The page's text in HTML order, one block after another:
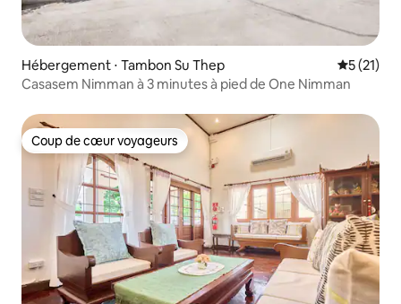
Hébergement ⋅ Tambon Su Thep
5 (21)
Casasem Nimman à 3 minutes à pied de One Nimman
Coup de cœur voyageurs
Coup de cœur voyageurs